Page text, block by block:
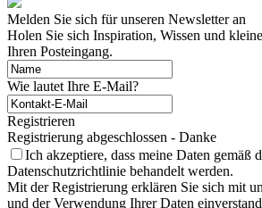
Melden Sie sich für unseren Newsletter an
Holen Sie sich Inspiration, Wissen und
Ihren Posteingang.
Wie lautet Ihre E-Mail?
Registrieren
Registrierung abgeschlossen - Danke
Ich akzeptiere, dass meine Daten gemäß
Datenschutzrichtlinie behandelt werden.
Mit der Registrierung erklären Sie sich mit
und der Verwendung Ihrer Daten